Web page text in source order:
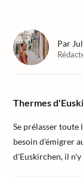
Thermes
Se prélasser toute
besoin d'émigrer
d'Euskirchen, il n'y
Par